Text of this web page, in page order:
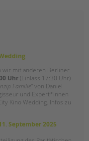
wir mit anderen Berliner
Uhr (Einlass 17:30 Uhr)
Familie“von Daniel
und Expert*innen
Kino Wedding. Infos zu
September 2025